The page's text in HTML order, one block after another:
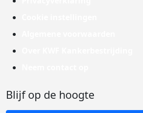
Blijf op de hoogte